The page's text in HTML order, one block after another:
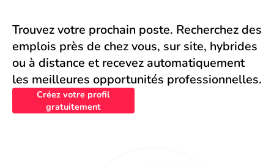
Trouvez votre prochain poste. Recherchez des
emplois près de chez vous, sur site, hybrides
ou à distance et recevez automatiquement
les meilleures opportunités professionnelles.
Créez votre profil
gratuitement